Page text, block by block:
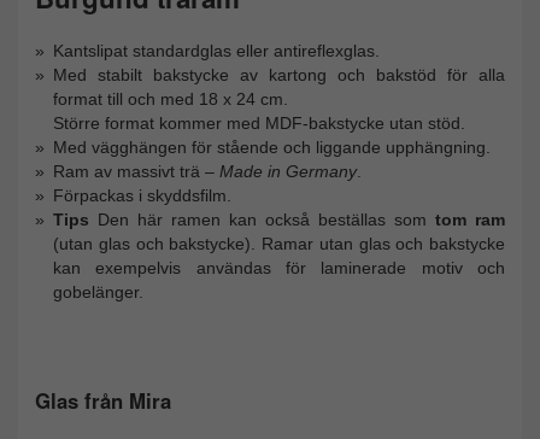
Kantslipat standardglas eller antireflexglas.
Med stabilt bakstycke av kartong och bakstöd för alla
format till och med 18 x 24 cm.
Större format kommer med MDF-bakstycke utan stöd.
Med vägghängen för stående och liggande upphängning.
Ram av massivt trä – Made in Germany.
Förpackas i skyddsfilm.
Tips Den här ramen kan också beställas som tom ram
(utan glas och bakstycke). Ramar utan glas och bakstycke
kan exempelvis användas för laminerade motiv och
gobelänger.
Glas från Mira